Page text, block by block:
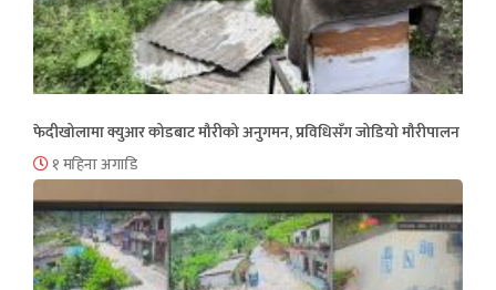
फेदीखोलामा क्युआर कोडबाट मौरीको अनुगमन, प्रविधिसँग जोडियो मौरीपालन
१ महिना अगाडि